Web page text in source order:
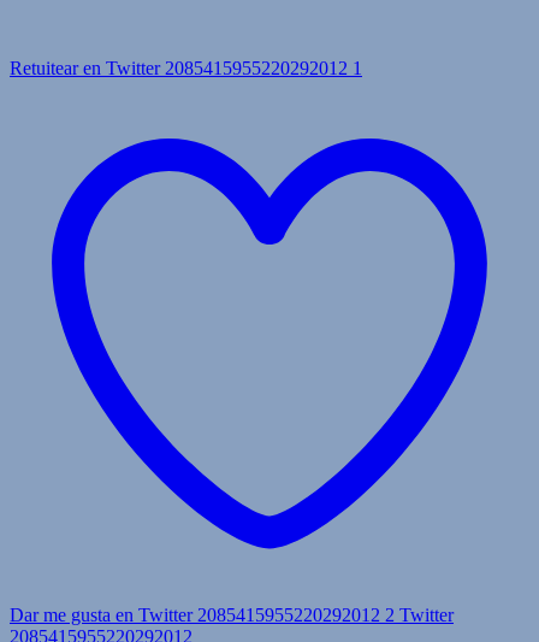
Retuitear en Twitter 2085415955220292012 1
Dar me gusta en Twitter 2085415955220292012 2 Twitter
2085415955220292012